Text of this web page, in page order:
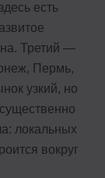
есть
Третий —
Пермь,
узкий, но
локальных
вокруг